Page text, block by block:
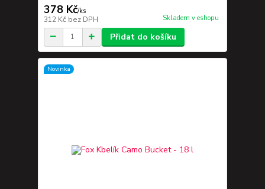
378 Kč/ks
312 Kč bez DPH Skladem v eshopu
Přidat do košíku
Novinka